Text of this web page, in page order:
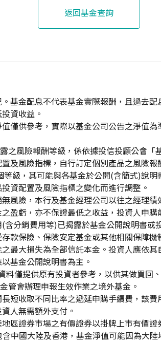
返回基金查詢
基金配息不代表基金實際報酬，且過去
資收益。
僅供參考，實際以基金公司公告之淨值
之風險報酬等級，係依據投信投顧公會
及風險指標，自行訂定個別產品之風險
等級，其可能與各基金於公開(含簡式)說
資配置及風險指標之變化而進行調整。
風險，本行及基金經理公司以往之經理
盈虧，亦不保證最低之收益，投資人申購
分銷費用等)已揭露於基金公開說明書或
款保險、保險安定基金或其他相關保障
最大損失為全部信託本金。投資人應依其
基金公開說明書為主。
僅提供原有投資者參考，以供其做買回
管會辦理申報生效作業之境外基金。
短收取不同比率之遞延申購手續費，該
人無需額外支付。
區證券市場之有價證券以掛牌上市有價
中國大陸及香港，基金淨值可能因為大